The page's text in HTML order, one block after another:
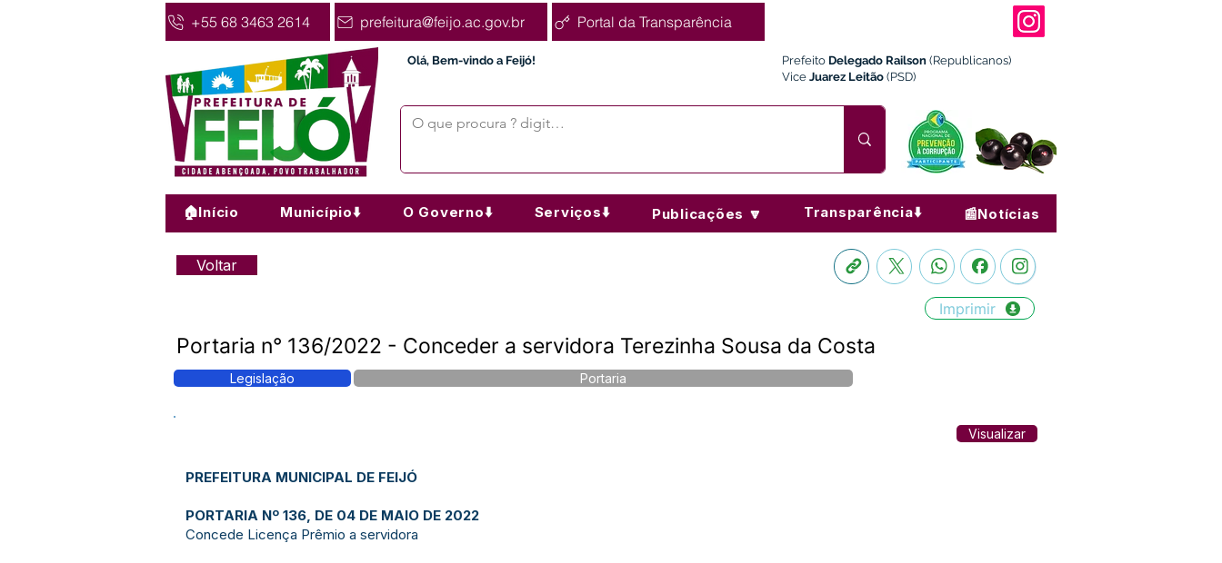
+55 68 3463 2614 prefeitura@feijo.ac.gov.br Portal da Transparência
Olá, Bem-vindo a Feijó! Prefeito Delegado Railson (Republicanos)
Vice Juarez Leitão (PSD)
🏠Início Município⬇️ O Governo⬇️ Serviços⬇️ Publicações 🔽 Transparência⬇️ 📰Notícias
Voltar
Imprimir
Portaria n° 136/2022 - Conceder a servidora Terezinha Sousa da Costa
Legislação Portaria
Visualizar
PREFEITURA MUNICIPAL DE FEIJÓ
PORTARIA Nº 136, DE 04 DE MAIO DE 2022
Concede Licença Prêmio a servidora